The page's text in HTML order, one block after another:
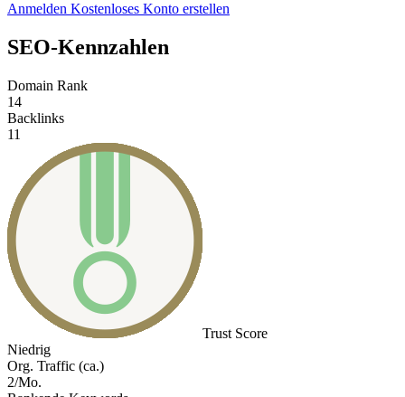
Anmelden Kostenloses Konto erstellen
SEO-Kennzahlen
Domain Rank
14
Backlinks
11
Trust Score
Niedrig
Org. Traffic (ca.)
2/Mo.